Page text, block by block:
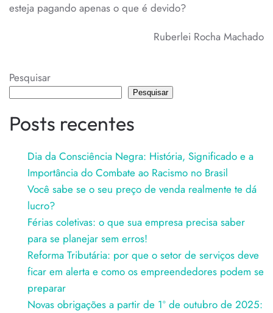
esteja pagando apenas o que é devido?
Ruberlei Rocha Machado
Pesquisar
Pesquisar
Posts recentes
Dia da Consciência Negra: História, Significado e a
Importância do Combate ao Racismo no Brasil
Você sabe se o seu preço de venda realmente te dá
lucro?
Férias coletivas: o que sua empresa precisa saber
para se planejar sem erros!
Reforma Tributária: por que o setor de serviços deve
ficar em alerta e como os empreendedores podem se
preparar
Novas obrigações a partir de 1º de outubro de 2025: